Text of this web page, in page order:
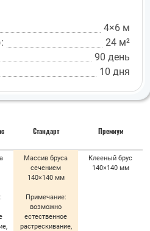
4×6 м
24 м²
90 день
10 дня
Стандарт Премиум
Массив бруса
сечением
140×140 мм
Примечание:
возможно
естественное
растрескивание,
Клееный брус
140×140 мм